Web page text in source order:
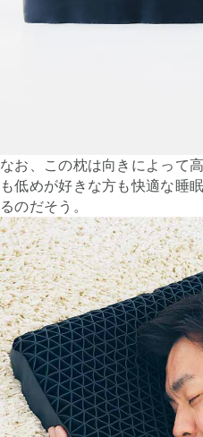
なお、この枕は向きによって
も低めが好きな方も快適な睡
るのだそう。